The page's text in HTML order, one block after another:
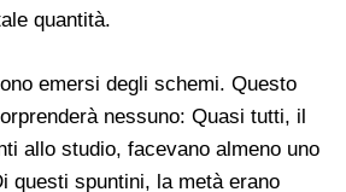
quantità.
emersi degli schemi. Questo
nessuno: Quasi tutti, il
allo studio, facevano almeno uno
questi spuntini, la metà erano